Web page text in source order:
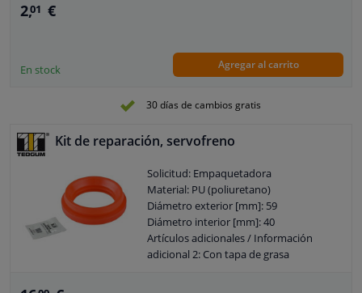
2,01 €
En stock Agregar al carrito
30 días de cambios gratis
Kit de reparación, servofreno
Solicitud: Empaquetadora
Material: PU (poliuretano)
Diámetro exterior [mm]: 59
Diámetro interior [mm]: 40
Artículos adicionales / Información
adicional 2: Con tapa de grasa